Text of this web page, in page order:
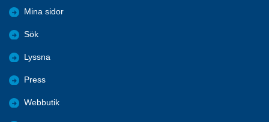
Mina sidor
Sök
Lyssna
Press
Webbutik